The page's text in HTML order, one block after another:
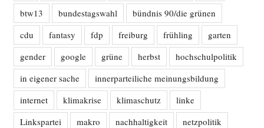
btw13
bundestagswahl
bündnis 90/die grünen
cdu
fantasy fdp freiburg frühling
garten
gender
google grüne herbst
hochschulpolitik
in eigener sache
innerparteiliche meinungsbildung
internet
klimakrise klimaschutz
linke
Linkspartei
makro nachhaltigkeit
netzpolitik